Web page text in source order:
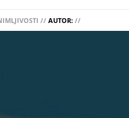
//AUTOR: //